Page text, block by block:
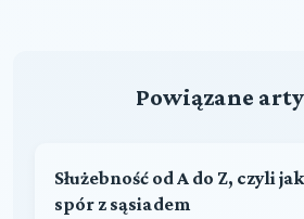
Powiązane
Służebność od A do Z, czyli
spór z sąsiadem